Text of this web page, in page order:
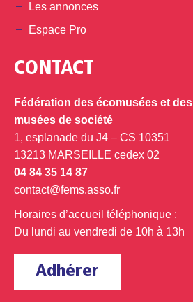
Les annonces
Espace Pro
CONTACT
Fédération des écomusées et des
musées de société
1, esplanade du J4 – CS 10351
13213 MARSEILLE cedex 02
04 84 35 14 87
contact@fems.asso.fr
Horaires d’accueil téléphonique :
Du lundi au vendredi de 10h à 13h
Adhérer